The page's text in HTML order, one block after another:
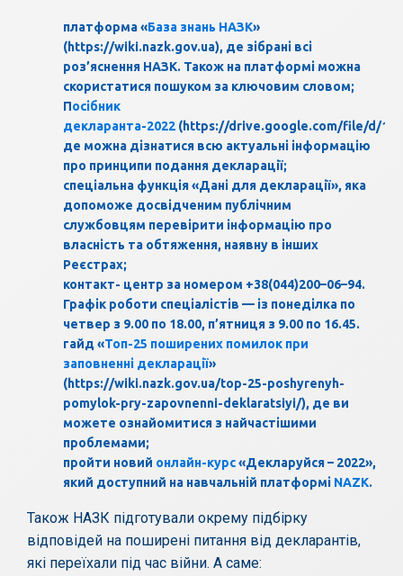
платформа «База знань НАЗК»
(https://wiki.nazk.gov.ua), де зібрані всі
роз’яснення НАЗК. Також на платформі можна
скористатися пошуком за ключовим словом;
Посібник
декларанта-2022 (https://drive.google.com/file/d/
де можна дізнатися всю актуальні інформацію
про принципи подання декларації;
спеціальна функція «Дані для декларації», яка
допоможе досвідченим публічним
службовцям перевірити інформацію про
власність та обтяження, наявну в інших
Реєстрах;
контакт- центр за номером +38(044)200–06–94.
Графік роботи спеціалістів — із понеділка по
четвер з 9.00 по 18.00, п’ятниця з 9.00 по 16.45.
гайд «Топ-25 поширених помилок при
заповненні декларації»
(https://wiki.nazk.gov.ua/top-25-poshyrenyh-
pomylok-pry-zapovnenni-deklaratsiyi/), де ви
можете ознайомитися з найчастішими
проблемами;
пройти новий онлайн-курс«Декларуйся – 2022»,
який доступний на навчальній платформі NAZK.
Також НАЗК підготували окрему підбірку
відповідей на поширені питання від декларантів,
які переїхали під час війни. А саме: